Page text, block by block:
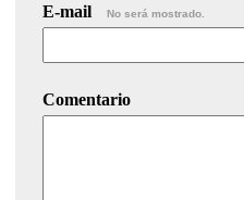
E-mail No será mostrado.
Comentario